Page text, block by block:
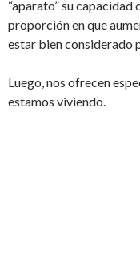
“aparato” su
proporción en que
estar bien considerado
Luego, nos ofrecen
estamos viviendo.